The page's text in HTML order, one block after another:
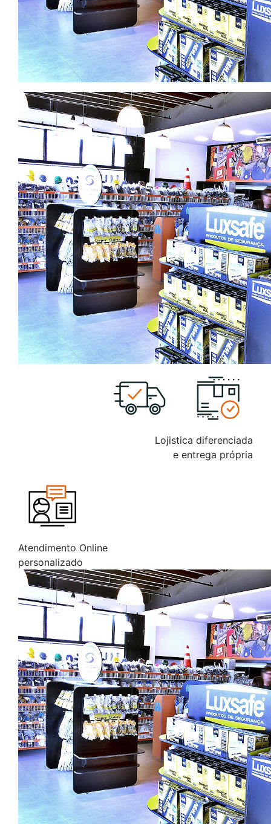
Lojistica diferenciada
e entrega própria
Atendimento Online
personalizado